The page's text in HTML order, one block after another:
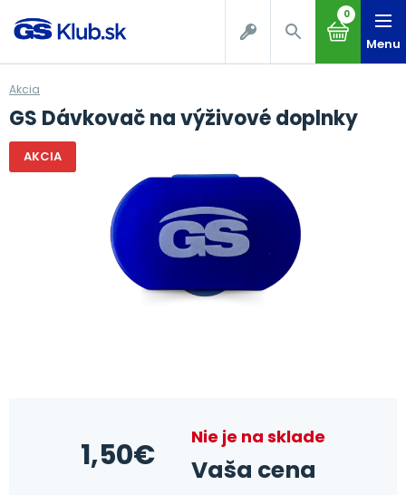
0
Menu
Akcia
GS Dávkovač na výživové doplnky
AKCIA
1,50€ Nie je na sklade
Vaša cena